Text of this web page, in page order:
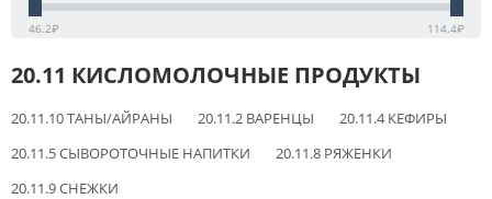
46.2₽ 114.4₽
20.11 КИСЛОМОЛОЧНЫЕ ПРОДУКТЫ
20.11.10 ТАНЫ/АЙРАНЫ 20.11.2 ВАРЕНЦЫ
20.11.4 КЕФИРЫ
20.11.5 СЫВОРОТОЧНЫЕ НАПИТКИ
20.11.8 РЯЖЕНКИ
20.11.9 СНЕЖКИ